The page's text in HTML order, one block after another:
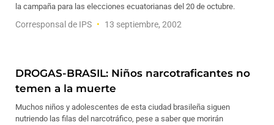
la campaña para las elecciones ecuatorianas del 20 de octubre.
Corresponsal de IPS 13 septiembre, 2002
DROGAS-BRASIL: Niños narcotraficantes no
temen a la muerte
Muchos niños y adolescentes de esta ciudad brasileña siguen
nutriendo las filas del narcotráfico, pese a saber que morirán